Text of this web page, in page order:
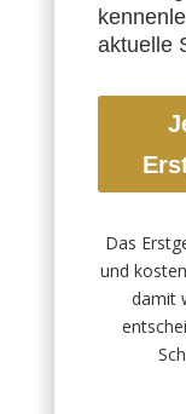
aktuelle
Das
und
damit